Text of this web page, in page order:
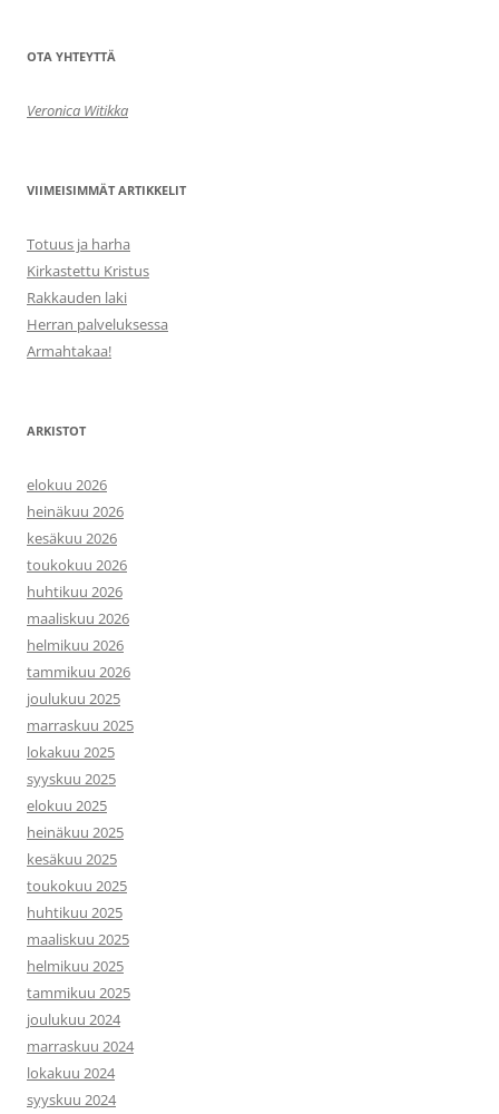
OTA YHTEYTTÄ
Veronica Witikka
VIIMEISIMMÄT ARTIKKELIT
Totuus ja harha
Kirkastettu Kristus
Rakkauden laki
Herran palveluksessa
Armahtakaa!
ARKISTOT
elokuu 2026
heinäkuu 2026
kesäkuu 2026
toukokuu 2026
huhtikuu 2026
maaliskuu 2026
helmikuu 2026
tammikuu 2026
joulukuu 2025
marraskuu 2025
lokakuu 2025
syyskuu 2025
elokuu 2025
heinäkuu 2025
kesäkuu 2025
toukokuu 2025
huhtikuu 2025
maaliskuu 2025
helmikuu 2025
tammikuu 2025
joulukuu 2024
marraskuu 2024
lokakuu 2024
syyskuu 2024